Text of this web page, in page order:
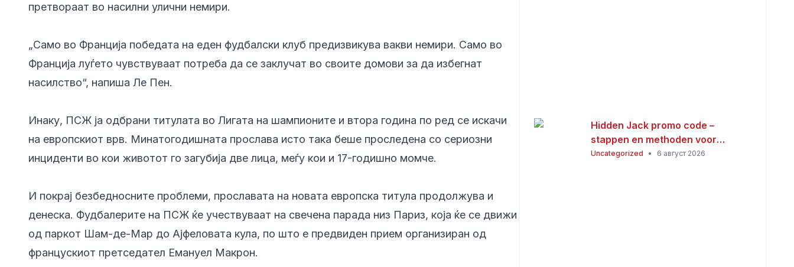
претвораат во насилни улични немири.
„Само во Франција победата на еден фудбалски клуб предизвикува вакви немири. Само во
Франција луѓето чувствуваат потреба да се заклучат во своите домови за да избегнат
насилство“, напиша Ле Пен.
Инаку, ПСЖ ја одбрани титулата во Лигата на шампионите и втора година по ред се искачи
на европскиот врв. Минатогодишната прослава исто така беше проследена со сериозни
инциденти во кои животот го загубија две лица, меѓу кои и 17-годишно момче.
И покрај безбедносните проблеми, прославата на новата европска титула продолжува и
денеска. Фудбалерите на ПСЖ ќе учествуваат на свечена парада низ Париз, која ќе се движи
од паркот Шам-де-Мар до Ајфеловата кула, по што е предвиден прием организиран од
францускиот претседател Емануел Макрон.
Hidden Jack promo code –
stappen en methoden voor
Nederlandse spelers
Uncategorized • 6 август 2026